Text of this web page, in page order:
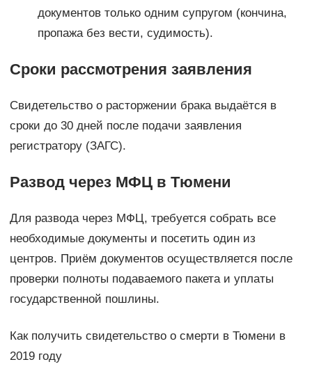
документов только одним супругом (кончина,
пропажа без вести, судимость).
Сроки рассмотрения заявления
Свидетельство о расторжении брака выдаётся в
сроки до 30 дней после подачи заявления
регистратору (ЗАГС).
Развод через МФЦ в Тюмени
Для развода через МФЦ, требуется собрать все
необходимые документы и посетить один из
центров. Приём документов осуществляется после
проверки полноты подаваемого пакета и уплаты
государственной пошлины.
Как получить свидетельство о смерти в Тюмени в
2019 году